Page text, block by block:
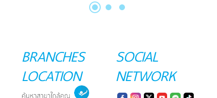
BRANCHES
LOCATION
SOCIAL
NETWORK